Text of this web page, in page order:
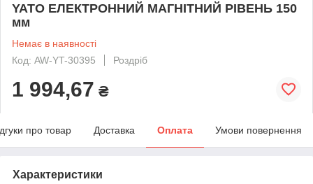
YATO ЕЛЕКТРОННИЙ МАГНІТНИЙ РІВЕНЬ 150
мм
Немає в наявності
Код: AW-YT-30395
Роздріб
1 994,67 ₴
про товар Доставка Оплата Умови повернення
Характеристики